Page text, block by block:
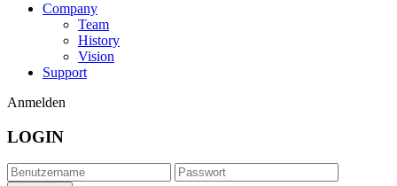
Company
Team
History
Vision
Support
Anmelden
LOGIN